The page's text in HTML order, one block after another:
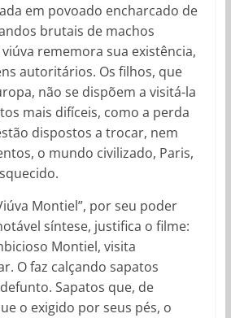
em povoado encharcado de
brutais de machos
rememora sua existência,
autoritários. Os filhos, que
não se dispõem a visitá-la
mais difíceis, como a perda
dispostos a trocar, nem
o mundo civilizado, Paris,
Montiel”, por seu poder
síntese, justifica o filme:
Montiel, visita
O faz calçando sapatos
Sapatos que, de
o exigido por seus pés, o